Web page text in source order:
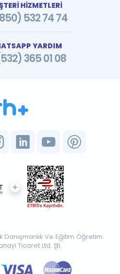
HİZMETLERİ
532 74 74
YARDIM
365 01 08
Danışmanlık Ve Eğitim Öğretim
Ticaret Ltd. Şti.